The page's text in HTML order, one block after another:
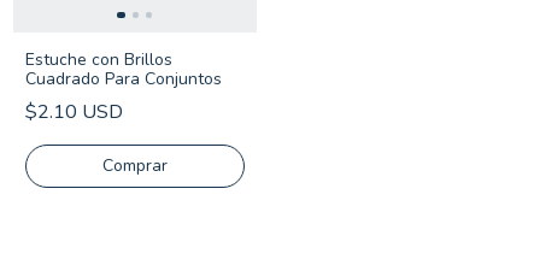
Estuche con Brillos
Cuadrado Para Conjuntos
$2.10 USD
Comprar